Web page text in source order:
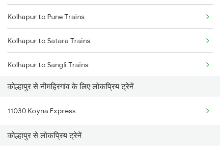
Mumbai to Goa Trains
Chennai to Coimbatore Trains
Kolhapur to Pune Trains
Kolhapur to Satara Trains
Kolhapur to Sangli Trains
Kolhapur to Rukadi Trains
Kolhapur to Kirloskarvadi Trains
कोल्हापुर से नीमहिरगांव के लिए लोकप्रिय ट्रेनें
11030 Koyna Express
कोल्हापुर से लोकप्रिय ट्रेनें